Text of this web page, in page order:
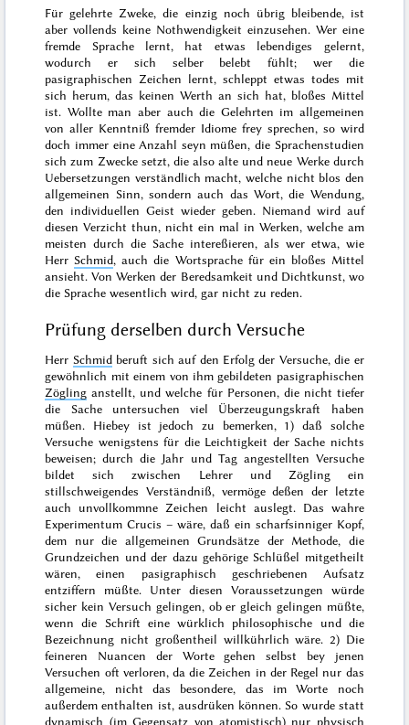
Fürgelehrte Zweke, die einzig noch übrig bleibende, ist
aber vollends keine Nothwendigkeit einzusehen. Wer eine
fremde Sprache lernt, hat etwas lebendiges gelernt,
wodurch er sich selber belebt fühlt; wer die
pasigraphischen Zeichen lernt, schleppt etwas todes mit
sich herum, das keinen Werth an sich hat, bloßes Mittel
ist. Wollte man aber auch die Gelehrten im allgemeinen
von aller Kenntniß fremder Idiome frey sprechen, so wird
doch immer eine Anzahl seyn müßen, die Sprachenstudien
sich zum Zwecke setzt, die also alte und neue Werke durch
Uebersetzungen verständlich macht, welche nicht blos den
allgemeinen Sinn, sondern auch das Wort, die Wendung,
den individuellen Geist wieder geben. Niemand wird auf
diesen Verzicht thun, nicht ein mal in Werken, welche am
meisten durch die Sache intereßieren, als wer etwa, wie
HerrSchmid, auch die Wortsprache für ein bloßes Mittel
ansieht. Von Werken der Beredsamkeit und Dichtkunst, wo
die Sprache wesentlich wird, gar nicht zu reden.
Prüfung derselben durch Versuche
Herr Schmidberuft sich auf den Erfolg der Versuche, die er
gewöhnlich mit einem von ihm gebildeten pasigraphischen
Zögling anstellt, und welche für Personen, die nicht tiefer
die Sache untersuchen viel Überzeugungskraft haben
müßen. Hiebey ist jedoch zu bemerken, 1) daß solche
Versuche wenigstens für die Leichtigkeit der Sache nichts
beweisen; durch die Jahr und Tag angestellten Versuche
bildet sich zwischen Lehrer und Zögling ein
stillschweigendes Verständniß, vermöge deßen der letzte
auch unvollkommne Zeichen leicht auslegt. Das wahre
Experimentum Crucis – wäre, daß ein scharfsinniger Kopf,
dem nur die allgemeinen Grundsätze der Methode, die
Grundzeichen und der dazu gehörige Schlüßel mitgetheilt
wären, einen pasigraphisch geschriebenen Aufsatz
entziffern müßte. Unter diesen Voraussetzungen würde
sicher kein Versuch gelingen, ob er gleich gelingen müßte,
wenn die Schrift eine würklich philosophische und die
Bezeichnung nicht großentheil willkührlich wäre. 2) Die
feineren Nuancen der Worte gehen selbst bey jenen
Versuchen oft verloren, da die Zeichen in der Regel nur das
allgemeine, nicht das besondere, das im Worte noch
außerdem enthalten ist, ausdrüken können. So wurde statt
dynamisch (im Gegensatz von atomistisch) nur physisch